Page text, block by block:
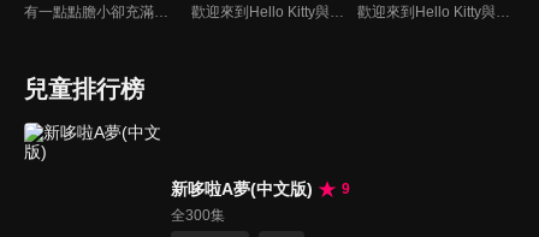
有一點點膽小卻充滿好奇心的"帶骨雞"，和總是用小跳步靠過來的舞蹈老師"小跳步青蛙老師"，以及其他具有獨特個性的夥伴們跳舞大活耀！在家裡和各種地方以「身體動了，心也舞動了起來♪」為主題。 歡迎來到Hello Kitty與好朋友的超可愛大冒險!與Hello Kitty, 大眼蛙, 酷企鵝, 美樂蒂, 布丁狗還有酷洛米, 準備和朋友們一起經歷有趣的冒險吧! 歡迎來到Hello Kitty與好朋友的超可愛大冒險!與Hello Kitty, 大眼蛙, 酷企鵝, 美樂蒂, 布丁狗還有酷洛米, 準備和朋友們一起經歷有趣的冒險吧!
兒童排行榜
新哆啦A夢(中文版)
9
全300集